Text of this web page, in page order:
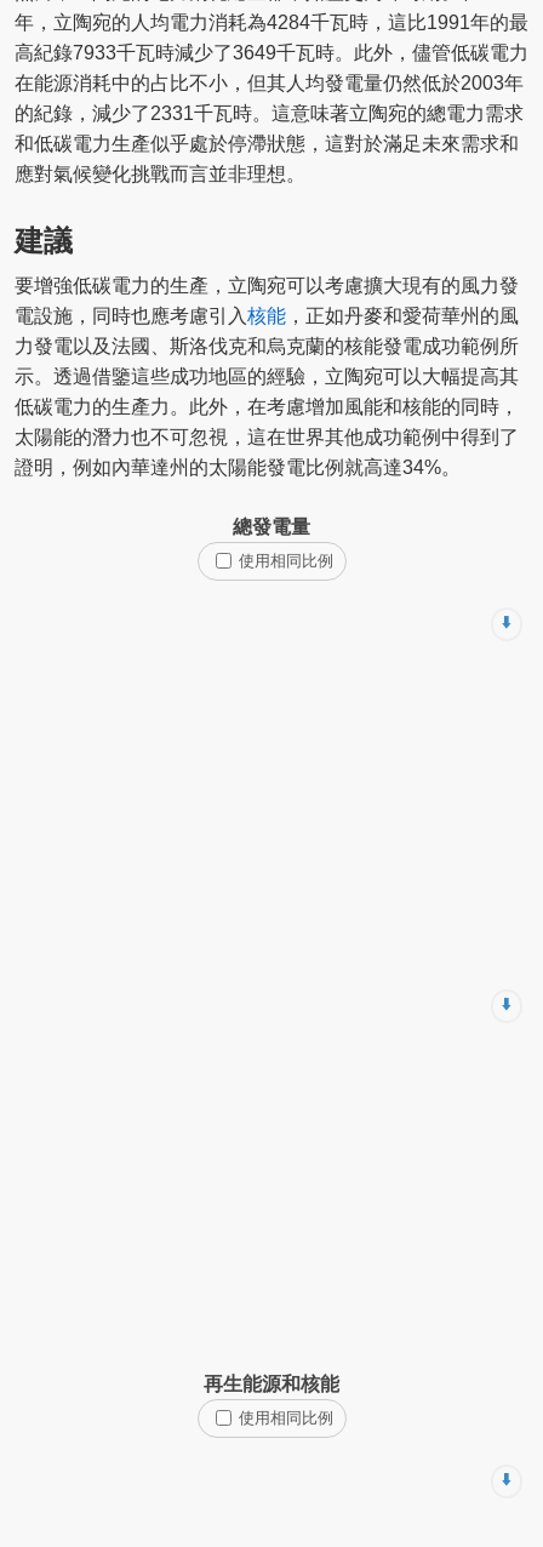
年，立陶宛的人均電力消耗為4284千瓦時，這比1991年的最
高紀錄7933千瓦時減少了3649千瓦時。此外，儘管低碳電力
在能源消耗中的占比不小，但其人均發電量仍然低於2003年
的紀錄，減少了2331千瓦時。這意味著立陶宛的總電力需求
和低碳電力生產似乎處於停滯狀態，這對於滿足未來需求和
應對氣候變化挑戰而言並非理想。
建議
要增強低碳電力的生產，立陶宛可以考慮擴大現有的風力發
電設施，同時也應考慮引入核能 ，正如丹麥和愛荷華州的風
力發電以及法國、斯洛伐克和烏克蘭的核能發電成功範例所
示。透過借鑒這些成功地區的經驗，立陶宛可以大幅提高其
低碳電力的生產力。此外，在考慮增加風能和核能的同時，
太陽能的潛力也不可忽視，這在世界其他成功範例中得到了
證明，例如內華達州的太陽能發電比例就高達34%。
總發電量
使用相同比例
⬇️
⬇️
再生能源和核能
使用相同比例
⬇️